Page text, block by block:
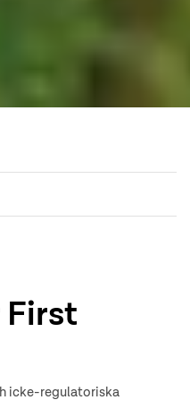
First
icke-regulatoriska